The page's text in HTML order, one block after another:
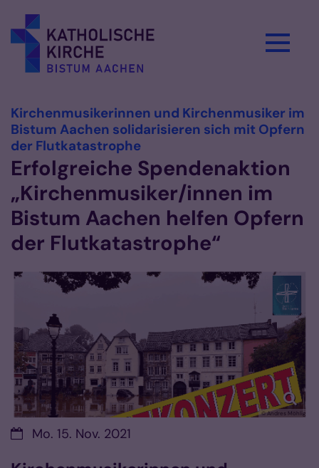
Kirchenmusikerinnen und Kirchenmusiker im
Bistum Aachen solidarisieren sich mit Opfern
der Flutkatastrophe:
Erfolgreiche Spendenaktion
„Kirchenmusiker/innen im
Bistum Aachen helfen Opfern
der Flutkatastrophe“
© Andres Möhlig
Datum:Mo. 15. Nov. 2021